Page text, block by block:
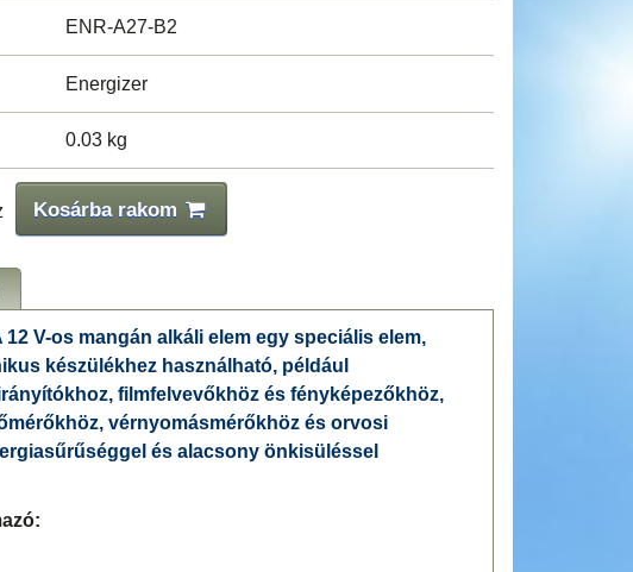
ENR-A27-B2
Energizer
0.03 kg
Kosárba rakom
12 V-os mangán alkáli elem egy speciális elem,
készülékhez használható, például
filmfelvevőkhöz és fényképezőkhöz,
vérnyomásmérőkhöz és orvosi
és alacsony önkisüléssel